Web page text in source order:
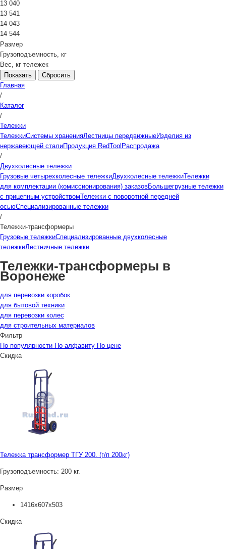
13 040
13 541
14 043
14 544
Размер
Грузоподъемность, кг
Вес, кг тележек
Сбросить
Главная
/
Каталог
/
Тележки
ТележкиСистемы храненияЛестницы передвижныеИзделия из
нержавеющей сталиПродукция RedTool Распродажа
/
Двухколесные тележки
Грузовые четырехколесные тележкиДвухколесные тележкиТележки
для комплектации (комиссионирования) заказовБольшегрузные тележки
с прицепным устройствомТележки с поворотной передней
осьюСпециализированные тележки
/
Тележки-трансформеры
Грузовые тележкиСпециализированные двухколесные
тележкиЛестничные тележки
Тележки-трансформеры в
Воронеже
для перевозки коробок
для бытовой техники
для перевозки колес
для строительных материалов
Фильтр
По популярности По алфавиту По цене
Скидка
Тележка трансформер ТГУ 200. (г/п 200кг)
Грузоподъемность: 200 кг.
Размер
1416х607х503
Скидка